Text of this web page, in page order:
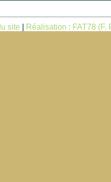
site Réalisation : FAT78 (F.